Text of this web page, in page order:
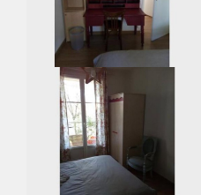
Geslacht huisgenoten: Gemengd